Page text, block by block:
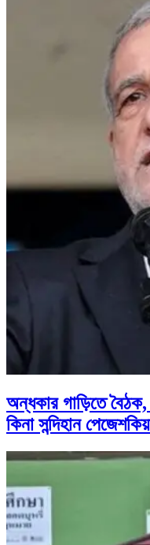
অন্ধকার গাড়িতে
কিনা সন্দিহান